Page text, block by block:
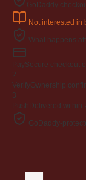
GoDaddy
Not interested in
What happens
PaySecure checkout
2
VerifyOwnership
3
Push Delivered within
GoDaddy-